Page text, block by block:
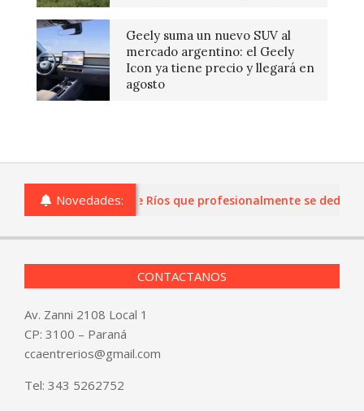
Geely suma un nuevo SUV al
mercado argentino: el Geely
Icon ya tiene precio y llegará en
agosto
Novedades:
o comercios de Entre Ríos que profesionalmente se
CONTACTANOS
Av. Zanni 2108 Local 1
CP: 3100 – Paraná
ccaentrerios@gmail.com
Tel: 343 5262752